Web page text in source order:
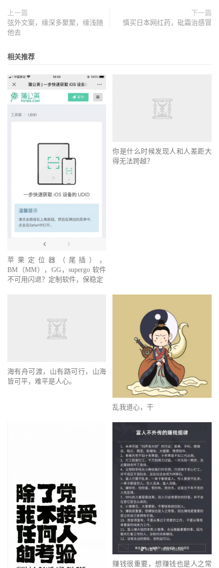
上一篇
弦外文案，缘深多聚聚，缘浅随
他去
下一篇
慎买日本网红药，砒霜治感冒
相关推荐
苹果定位器（尾插），
BM（MM），GG，supergo 软件
不可用闪退？定制软件，保稳定
你是什么时候发现人和人差距大
得无法跨越？
海有舟可渡，山有路可行，山海
皆可平，难平是人心。
乱我道心，干
赚钱很重要，想赚钱也是人之常